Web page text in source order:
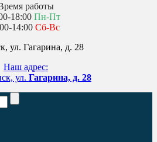
работы
18:00 Пн-Пт
14:00 Сб-Вс
Наш адрес:
ул. Гагарина, д. 28